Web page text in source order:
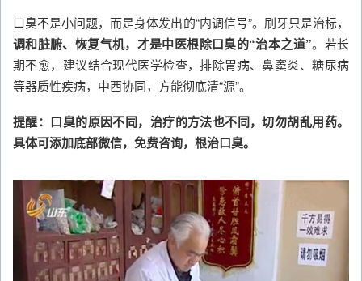
口臭不是小问题，而是身体发出的“内调信号”。刷牙只是治标，
调和脏腑、恢复气机，才是中医根除口臭的“治本之道”。若长
期不愈，建议结合现代医学检查，排除胃病、鼻窦炎、糖尿病
等器质性疾病，中西协同，方能彻底清“源”。
提醒：口臭的原因不同，治疗的方法也不同，切勿胡乱用药。
具体可添加底部微信，免费咨询，根治口臭。